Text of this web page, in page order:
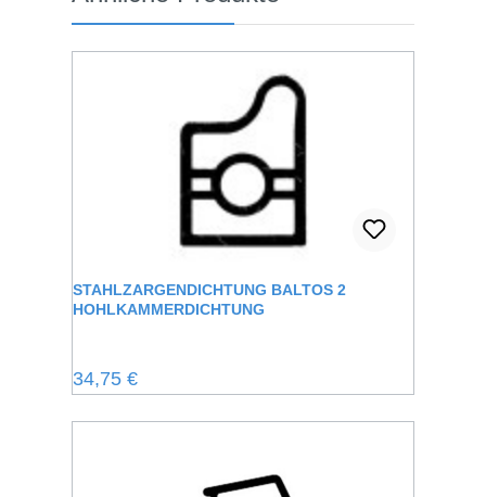
STAHLZARGENDICHTUNG BALTOS 2
HOHLKAMMERDICHTUNG
Regulärer Preis:
34,75 €